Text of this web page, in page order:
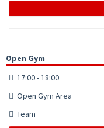
Open Gym
17:00 - 18:00
Open Gym Area
Team